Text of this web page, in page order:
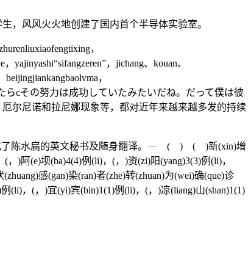
风风火火地创建了国内首个半导体实验室。
，
yajinyashi“sifangzeren”，jichang、kouan、
，
らcその努力は成功していたみたいだね。だって僕は彼
尼诺和拉尼娜现象等，都对近年来越来越多发的持续
了陈水扁的英文秘书及随身翻译。┄ ( ) ( )新(xin)增
)阿(e)坝(ba)4(4)例(li)，(，)资(zi)阳(yang)3(3)例(li)，
感(gan)染(ran)者(zhe)转(zhuan)为(wei)确(que)诊
(li)，(，)宜(yi)宾(bin)1(1)例(li)，(，)凉(liang)山(shan)1(1)